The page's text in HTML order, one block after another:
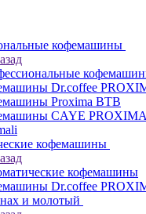
кофемашины
Dr.coffee
Proxima BTB
CAYE PROXIMA
кофемашины
кофемашины
Dr.coffee
и молотый